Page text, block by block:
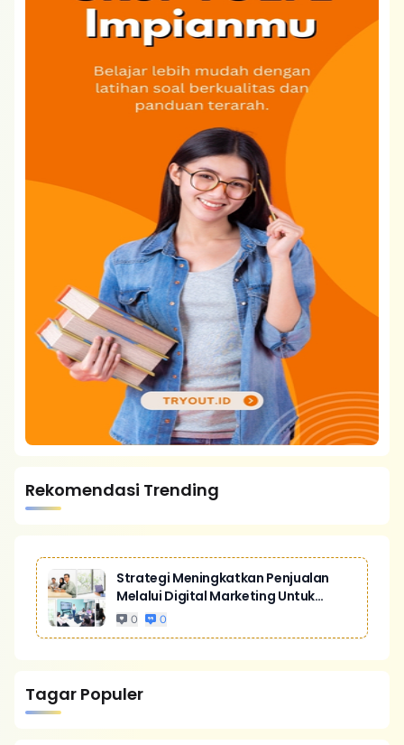
Rekomendasi Trending
Strategi Meningkatkan Penjualan
Melalui Digital Marketing Untuk
Bisnis Yang Lebih Kompetitif
0 0
Tagar Populer